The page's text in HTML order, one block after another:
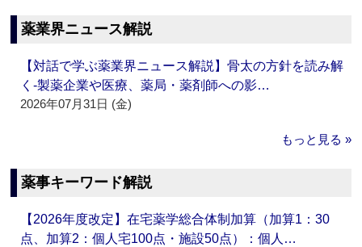
薬業界ニュース解説
【対話で学ぶ薬業界ニュース解説】骨太の方針を読み解
く‐製薬企業や医療、薬局・薬剤師への影…
2026年07月31日 (金)
もっと見る »
薬事キーワード解説
【2026年度改定】在宅薬学総合体制加算（加算1：30
点、加算2：個人宅100点・施設50点）：個人…